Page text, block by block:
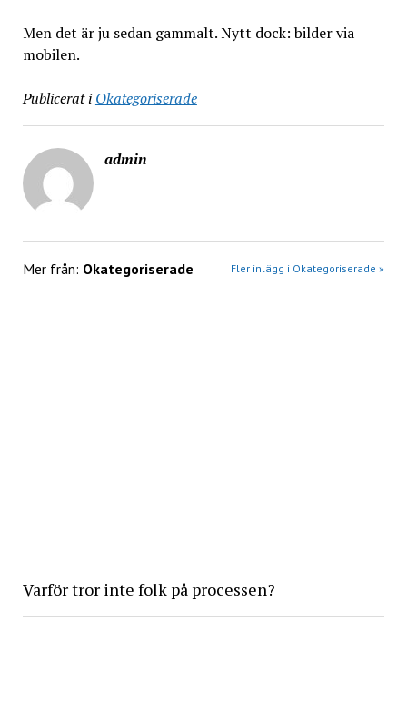
Men det är ju sedan gammalt. Nytt dock: bilder via
mobilen.
Publicerat i Okategoriserade
admin
Mer från: Okategoriserade Fler inlägg i Okategoriserade »
Varför tror inte folk på processen?